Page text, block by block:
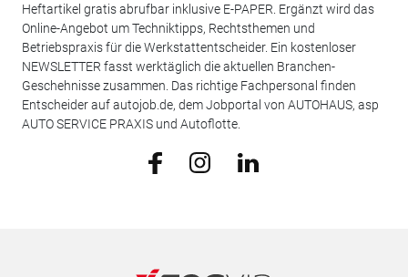
Heftartikel gratis abrufbar inklusive E-PAPER. Ergänzt wird das
Online-Angebot um Techniktipps, Rechtsthemen und
Betriebspraxis für die Werkstattentscheider. Ein kostenloser
NEWSLETTER fasst werktäglich die aktuellen Branchen-
Geschehnisse zusammen. Das richtige Fachpersonal finden
Entscheider auf autojob.de, dem Jobportal von AUTOHAUS, asp
AUTO SERVICE PRAXIS und Autoflotte.